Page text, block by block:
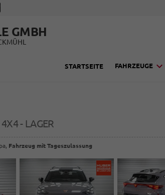
GMBH
STARTSEITE FAHRZEUGE
- LAGER
Fahrzeug mit Tageszulassung